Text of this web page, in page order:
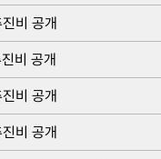
비 공개
비 공개
비 공개
비 공개